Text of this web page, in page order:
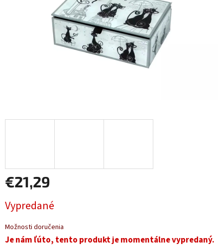
€21,29
cena:
Vypredané
Možnosti doručenia
Je nám ľúto, tento produkt je momentálne vypredaný.